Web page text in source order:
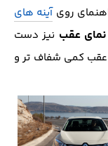
رویآینه های
نمای عقب نیز دست
عقب کمی شفاف تر و